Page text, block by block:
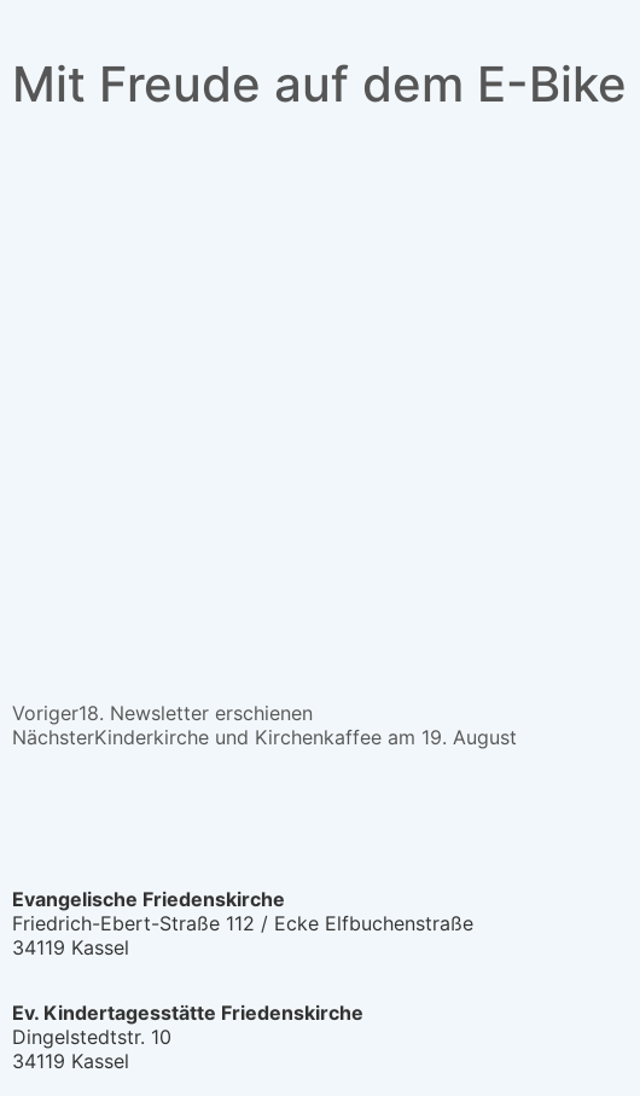
Mit Freude auf dem E-
Voriger18. Newsletter erschienen
NächsterKinderkirche und Kirchenkaffee am 19. August
Evangelische Friedenskirche
Friedrich-Ebert-Straße 112 / Ecke Elfbuchenstraße
34119 Kassel
Ev. Kindertagesstätte Friedenskirche
Dingelstedtstr. 10
34119 Kassel